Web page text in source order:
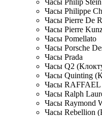
Часы Philip Stein
Часы Philippe
Часы Pierre De
Часы Pierre
Часы Pomellato
Часы Porsche
Часы Prada
Часы Q2
Часы Quinting
Часы RAFFAEL
Часы Ralph
Часы Raymond
Часы Rebellion